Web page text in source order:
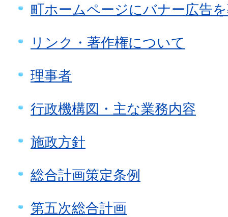
町ホームページにバナー広告
リンク・著作権について
理事者
行政機構図・主な業務内容
施政方針
総合計画策定条例
第五次総合計画